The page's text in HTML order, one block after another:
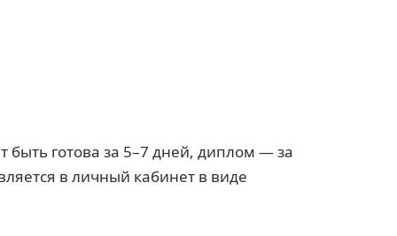
быть готова за 5–7 дней, диплом — за
в личный кабинет в виде